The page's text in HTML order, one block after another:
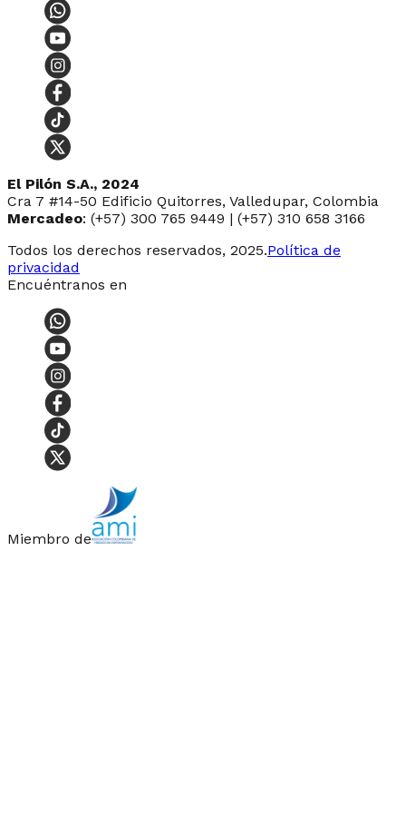
El Pilón S.A., 2024
Cra 7 #14-50 Edificio Quitorres, Valledupar, Colombia
Mercadeo: (+57) 300 765 9449 | (+57) 310 658 3166
Todos los derechos reservados, 2025.Política de
privacidad
Encuéntranos en
Miembro de